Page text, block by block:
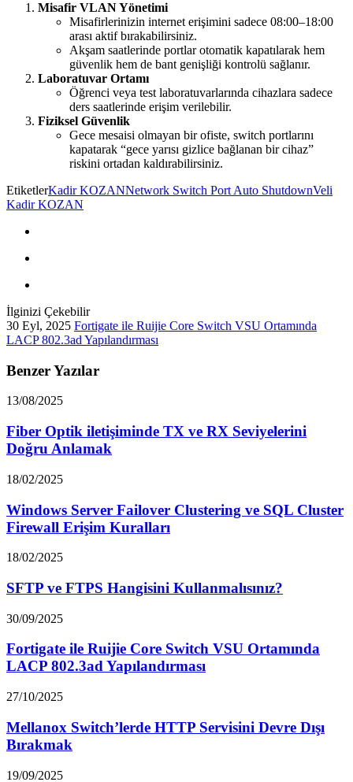
Misafir VLAN Yönetimi
Misafirlerinizin internet erişimini sadece 08:00–18:00
arası aktif bırakabilirsiniz.
Akşam saatlerinde portlar otomatik kapatılarak hem
güvenlik hem de bant genişliği kontrolü sağlanır.
Laboratuvar Ortamı
Öğrenci veya test laboratuvarlarında cihazlara sadece
ders saatlerinde erişim verilebilir.
Fiziksel Güvenlik
Gece mesaisi olmayan bir ofiste, switch portlarını
kapatarak “gece yarısı gizlice bağlanan bir cihaz”
riskini ortadan kaldırabilirsiniz.
EtiketlerKadir KOZANNetwork Switch Port Auto ShutdownVeli
Kadir KOZAN
İlginizi Çekebilir
30 Eyl, 2025 Fortigate ile Ruijie Core Switch VSU Ortamında
LACP 802.3ad Yapılandırması
Benzer Yazılar
13/08/2025
Fiber Optik iletişiminde TX ve RX Seviyelerini
Doğru Anlamak
18/02/2025
Windows Server Failover Clustering ve SQL Cluster
Firewall Erişim Kuralları
18/02/2025
SFTP ve FTPS Hangisini Kullanmalısınız?
30/09/2025
Fortigate ile Ruijie Core Switch VSU Ortamında
LACP 802.3ad Yapılandırması
27/10/2025
Mellanox Switch’lerde HTTP Servisini Devre Dışı
Bırakmak
19/09/2025